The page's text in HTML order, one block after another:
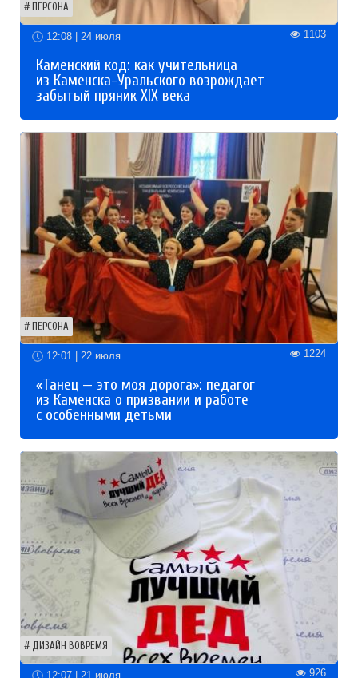
ПЕРСОНА
12:08 | 24 июля 1103
Каменский код: как учительница
из Каменска-Уральского возрождает
забытый пряник XIX века
ПЕРСОНА
12:01 | 22 июля 1224
«Танец — это моя дорога»: педагог
из Каменска о призвании и работе
с особенными детьми
ДИЗАЙН ВОВРЕМЯ
12:07 | 21 июля 926